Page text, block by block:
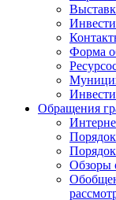
Форма
Обращения
Обзоры